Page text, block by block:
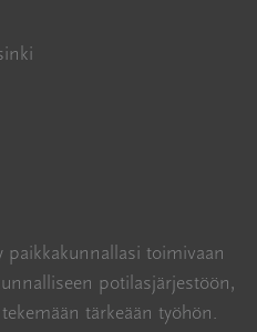
toimivaan
potilasjärjestöön,
tärkeään työhön.